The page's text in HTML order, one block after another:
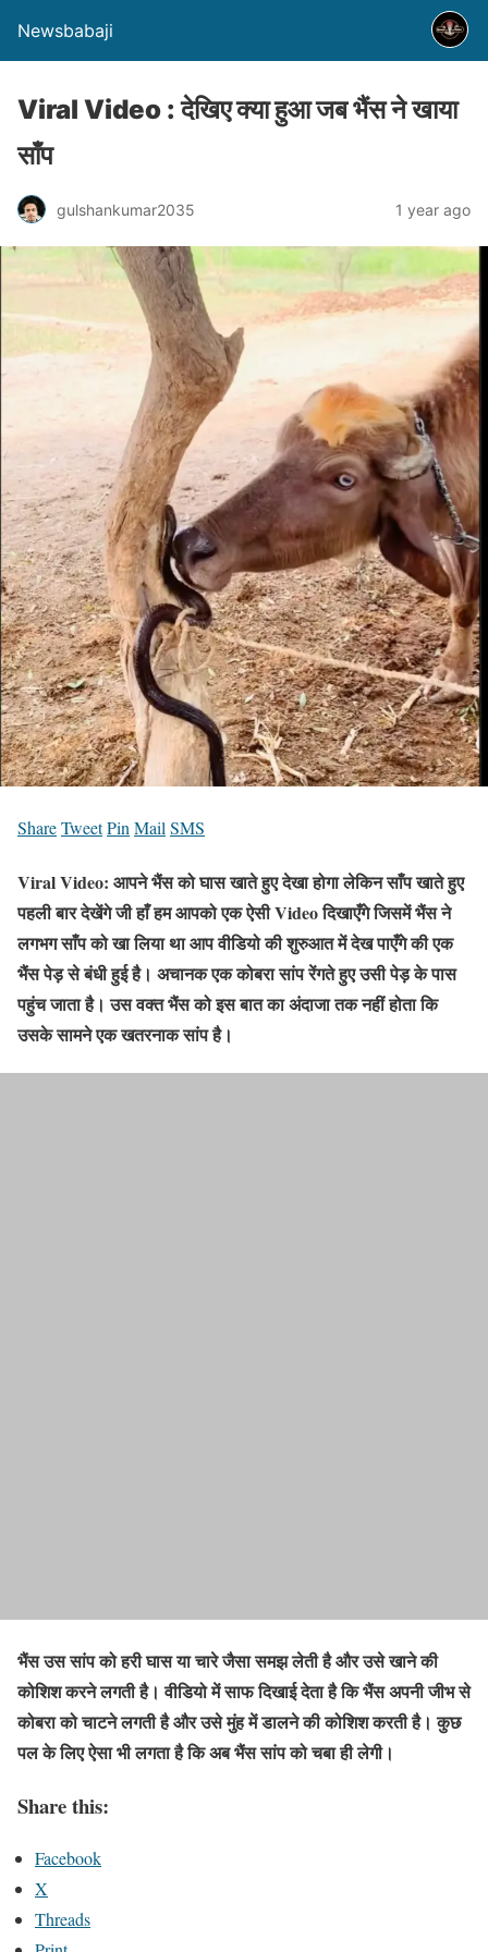
Newsbabaji
Viral Video : देखिए क्या हुआ जब भैंस ने खाया
साँप
gulshankumar2035 1 year ago
ShareTweetPinMailSMS
Viral Video: आपने भैंस को घास खाते हुए देखा होगा लेकिन साँप खाते हुए
पहली बार देखेंगे जी हाँ हम आपको एक ऐसी Video दिखाएँगे जिसमें भैंस ने
लगभग साँप को खा लिया था आप वीडियो की शुरुआत में देख पाएँगे की एक
भैंस पेड़ से बंधी हुई है। अचानक एक कोबरा सांप रेंगते हुए उसी पेड़ के पास
पहुंच जाता है। उस वक्त भैंस को इस बात का अंदाजा तक नहीं होता कि
उसके सामने एक खतरनाक सांप है।
भैंस उस सांप को हरी घास या चारे जैसा समझ लेती है और उसे खाने की
कोशिश करने लगती है। वीडियो में साफ दिखाई देता है कि भैंस अपनी जीभ से
कोबरा को चाटने लगती है और उसे मुंह में डालने की कोशिश करती है। कुछ
पल के लिए ऐसा भी लगता है कि अब भैंस सांप को चबा ही लेगी।
Share this:
Facebook
X
Threads